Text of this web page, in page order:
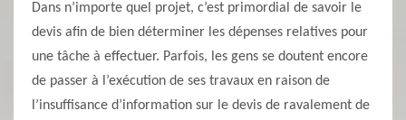
Dans n’importe quel projet, c’est primordial de savoir le
devis afin de bien déterminer les dépenses relatives pour
une tâche à effectuer. Parfois, les gens se doutent encore
de passer à l’exécution de ses travaux en raison de
l’insuffisance d’information sur le devis de ravalement de